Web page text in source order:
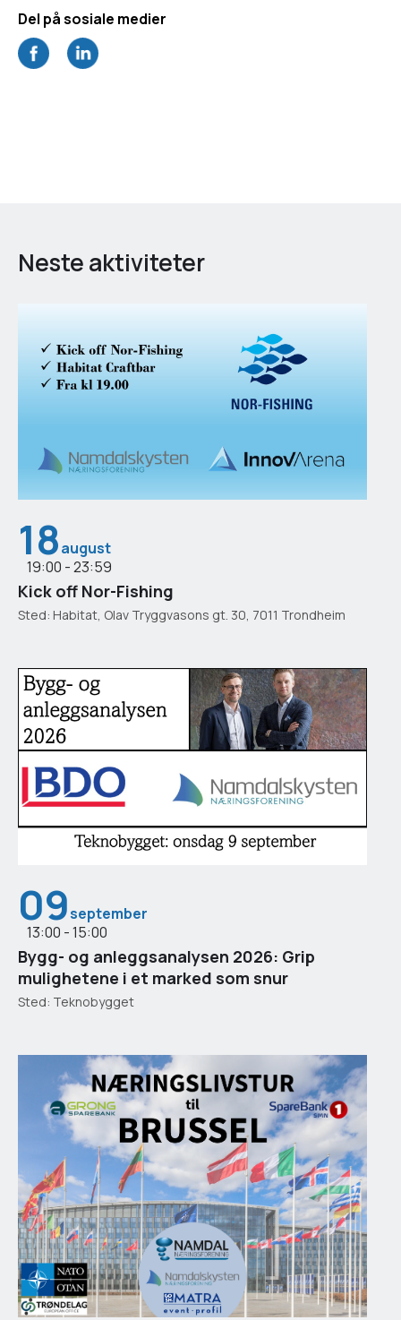
Neste aktiviteter
18august
19:00 - 23:59
Kick off Nor-Fishing
Sted: Habitat, Olav Tryggvasons gt. 30, 7011 Trondheim
09september
13:00 - 15:00
Bygg- og anleggsanalysen 2026: Grip
mulighetene i et marked som snur
Sted: Teknobygget